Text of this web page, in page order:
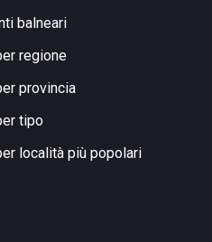
balneari
regione
provincia
tipo
località più popolari